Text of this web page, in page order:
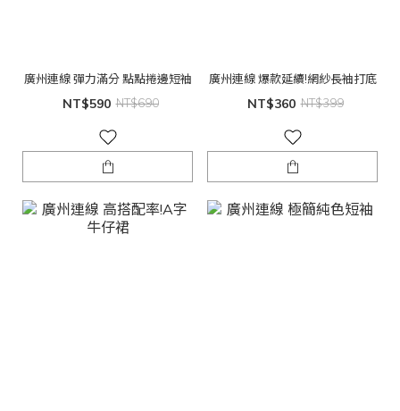
廣州連線 彈力滿分 點點捲邊短袖
NT$590 NT$690
廣州連線 爆款延續!網紗長袖打底
NT$360 NT$399